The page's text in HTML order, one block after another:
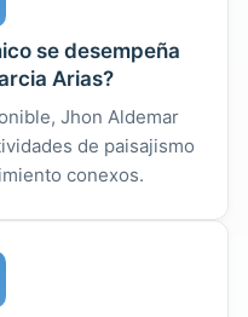
se desempeña
Arias?
Jhon Aldemar
de paisajismo
conexos.